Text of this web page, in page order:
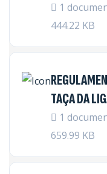
1
444.22 KB
TAÇA DA
1
659.99 KB